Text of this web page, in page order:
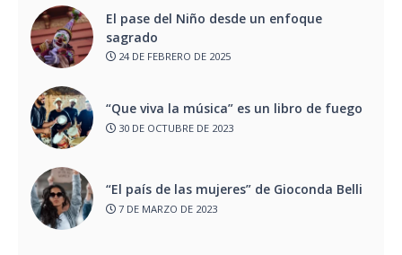
El pase del Niño desde un enfoque
sagrado
24 DE FEBRERO DE 2025
“Que viva la música” es un libro de fuego
30 DE OCTUBRE DE 2023
“El país de las mujeres” de Gioconda Belli
7 DE MARZO DE 2023